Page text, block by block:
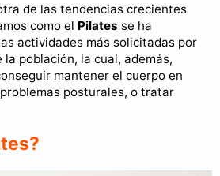
de las tendencias crecientes
como el Pilates se ha
actividades más solicitadas por
población, la cual, además,
mantener el cuerpo en
posturales, o tratar